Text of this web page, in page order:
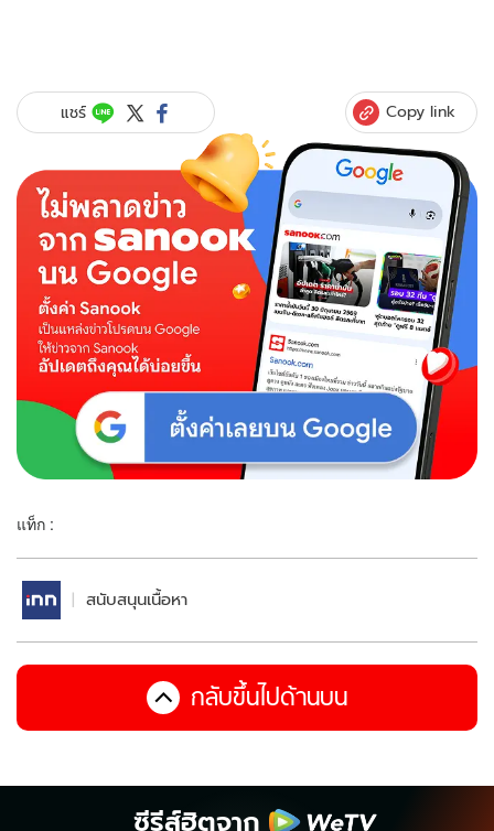
แชร์ Copy link
แท็ก :
สนับสนุนเนื้อหา
กลับขึ้นไปด้านบน
ซีรีส์ฮิตจาก